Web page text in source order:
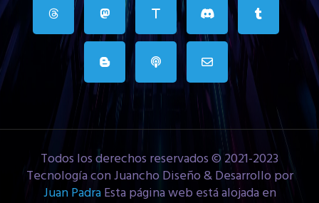
Todos los derechos reservados © 2021-2023
Tecnología con Juancho Diseño & Desarrollo por
Juan PadraEsta página web está alojada en